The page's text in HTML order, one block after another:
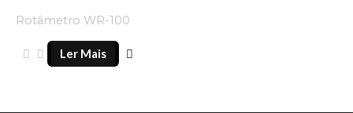
Rotâmetro WR-100
Ler Mais